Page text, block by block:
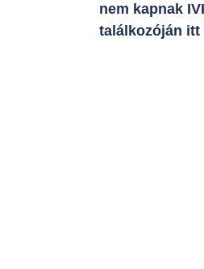
nem kapnak
találkozóján itt